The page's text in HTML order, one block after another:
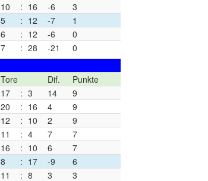
10 : 16 -6
3
5 : 12 -7
1
6 : 12 -6
0
7 : 28 -21
0
Tore Dif.
Punkte
17 : 3 14
9
20 : 16 4
9
12 : 10 2
9
11 : 4 7
7
16 : 10 6
7
8 : 17 -9
6
11 : 8 3 3